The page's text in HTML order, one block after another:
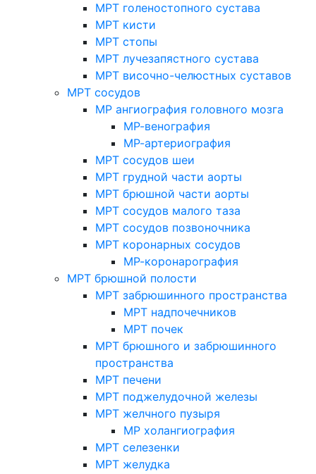
МРТ голеностопного сустава
МРТ кисти
МРТ стопы
МРТ лучезапястного сустава
МРТ височно-челюстных суставов
МРТ сосудов
МР ангиография головного мозга
МР-венография
МР-артериография
МРТ сосудов шеи
МРТ грудной части аорты
МРТ брюшной части аорты
МРТ сосудов малого таза
МРТ сосудов позвоночника
МРТ коронарных сосудов
МР-коронарография
МРТ брюшной полости
МРТ забрюшинного пространства
МРТ надпочечников
МРТ почек
МРТ брюшного и забрюшинного
пространства
МРТ печени
МРТ поджелудочной железы
МРТ желчного пузыря
МР холангиография
МРТ селезенки
МРТ желудка